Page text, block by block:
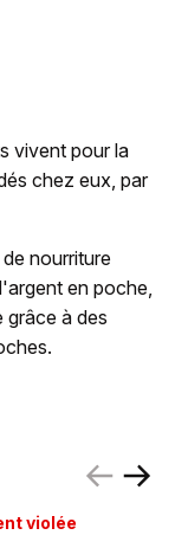
vivent pour la
chez eux, par
nourriture
en poche,
grâce à des
violée